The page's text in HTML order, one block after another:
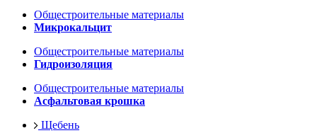
Общестроительные материалы
Микрокальцит
Общестроительные материалы
Гидроизоляция
Общестроительные материалы
Асфальтовая крошка
Щебень